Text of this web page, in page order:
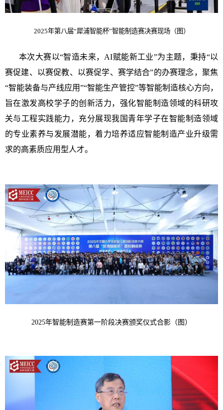
2025年第八届“犀浦智能杯”智能制造赛决赛现场（图）
本次大赛以“智造未来，AI赋能新工业”为主题，秉持“以
赛促建、以赛促教、以赛促学、赛学结合”的办赛理念，聚焦
“智能装备与产线应用”“智能生产管控”等智能制造核心方向，
旨在激发高校学子的创新活力，强化智能制造领域的科研攻
关与工程实践能力，充分展现我国青年学子在智能制造领域
的专业素养与发展潜能，着力培养适应智能制造产业升级需
求的高素质应用型人才。
2025年智能制造赛第一阶段决赛颁奖仪式合影（图）